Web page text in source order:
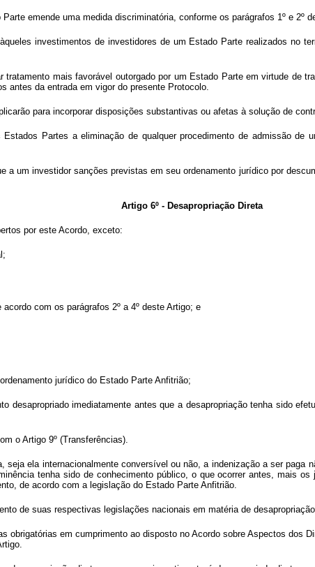
emende uma medida discriminatória, conforme os parágrafos 1º e 2º
investimentos de investidores de um Estado Parte realizados no
mais favorável outorgado por um Estado Parte em virtude de
antes da entrada em vigor do presente Protocolo.
para incorporar disposições substantivas ou afetas à solução de
Partes a eliminação de qualquer procedimento de admissão de
a um investidor sanções previstas em seu ordenamento jurídico por
Artigo 6º - Desapropriação Direta
por este Acordo, exceto:
acordo com os parágrafos 2º a 4º deste Artigo; e
jurídico do Estado Parte Anfitrião;
desapropriado imediatamente antes que a desapropriação tenha sido
o Artigo 9º (Transferências).
ela internacionalmente conversível ou não, a indenização a ser paga
tenha sido de conhecimento público, o que ocorrer antes, mais
de acordo com a legislação do Estado Parte Anfitrião.
de suas respectivas legislações nacionais em matéria de
em cumprimento ao disposto no Acordo sobre Aspectos dos